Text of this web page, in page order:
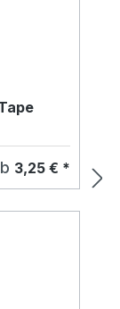
3,25 € *